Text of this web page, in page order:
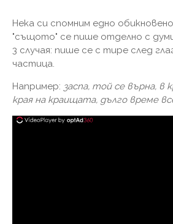
Нека си спомним едно
"същото" се пише отделно с
3 случая: пише се с тире след
частица.
Например: заспа, той се върна, в
края на краищата, дълго време